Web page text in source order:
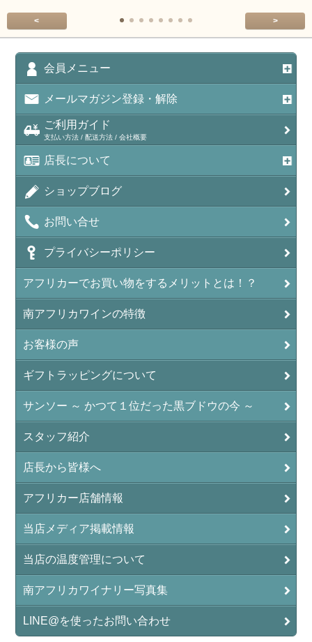
< >
会員メニュー
メールマガジン登録・解除
ご利用ガイド
支払い方法 / 配送方法 / 会社概要
店長について
ショップブログ
お問い合せ
プライバシーポリシー
アフリカーでお買い物をするメリットとは！？
南アフリカワインの特徴
お客様の声
ギフトラッピングについて
サンソー ～ かつて１位だった黒ブドウの今 ～
スタッフ紹介
店長から皆様へ
アフリカー店舗情報
当店メディア掲載情報
当店の温度管理について
南アフリカワイナリー写真集
LINE@を使ったお問い合わせ